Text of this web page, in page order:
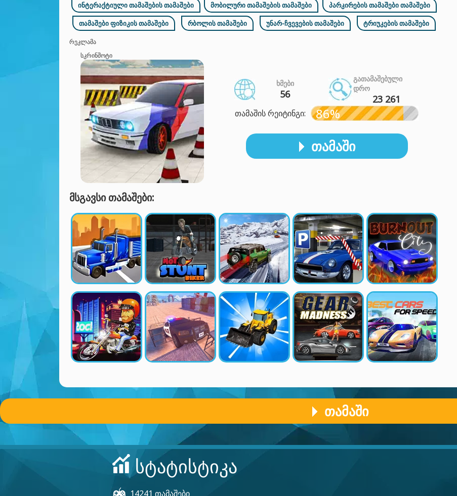
ᲘᲜᲢᲔᲠᲐᲥᲢᲘᲣᲚᲘ ᲗᲐᲛᲐᲨᲔᲑᲘᲡ ᲗᲐᲛᲐᲨᲔᲑᲘ
ᲛᲝᲑᲘᲚᲣᲠᲘ ᲗᲐᲛᲐᲨᲔᲑᲘᲡ ᲗᲐᲛᲐᲨᲔᲑᲘ
ᲞᲐᲠᲙᲘᲠᲔᲑᲘᲡ ᲗᲐᲛᲐᲨᲔᲑᲘ ᲗᲐᲛᲐᲨᲔᲑᲘ
ᲗᲐᲛᲐᲨᲔᲑᲘ ᲤᲘᲖᲘᲙᲘᲡ ᲗᲐᲛᲐᲨᲔᲑᲘ
ᲠᲑᲝᲚᲘᲡ ᲗᲐᲛᲐᲨᲔᲑᲘ ᲣᲜᲐᲠ-ᲩᲕᲔᲕᲔᲑᲘᲡ ᲗᲐᲛᲐᲨᲔᲑᲘ ᲢᲠᲘᲣᲙᲔᲑᲘᲡ ᲗᲐᲛᲐᲨᲔᲑᲘ
ᲠᲔᲙᲚᲐᲛᲐ
ᲡᲙᲠᲘᲜᲨᲝᲢᲘ
ᲮᲛᲔᲑᲘ
56
ᲒᲐᲗᲐᲛᲐᲨᲔᲑᲣᲚᲘ
ᲓᲠᲝ
23 261
თამაშის რეიტინგი: 86%
ᲗᲐᲛᲐᲨᲘ
ᲛᲡᲒᲐᲕᲡᲘ ᲗᲐᲛᲐᲨᲔᲑᲘ:
ᲗᲐᲛᲐᲨᲘ
ᲡᲢᲐᲢᲘᲡᲢᲘᲙᲐ
14241 თამაშები